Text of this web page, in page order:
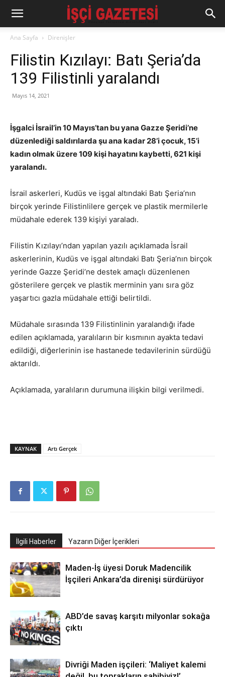
Ana Sayfa Direnişler
Filistin Kızılayı: Batı Şeria’da
139 Filistinli yaralandı
Mayıs 14, 2021
İşgalci İsrail’in 10 Mayıs’tan bu yana Gazze Şeridi’ne
düzenlediği saldırılarda şu ana kadar 28’i çocuk, 15’i
kadın olmak üzere 109 kişi hayatını kaybetti, 621 kişi
yaralandı.
İsrail askerleri, Kudüs ve işgal altındaki Batı Şeria’nın
birçok yerinde Filistinlilere gerçek ve plastik mermilerle
müdahale ederek 139 kişiyi yaraladı.
Filistin Kızılayı’ndan yapılan yazılı açıklamada İsrail
askerlerinin, Kudüs ve işgal altındaki Batı Şeria’nın birçok
yerinde Gazze Şeridi’ne destek amaçlı düzenlenen
gösterilere gerçek ve plastik merminin yanı sıra göz
yaşartıcı gazla müdahale ettiği belirtildi.
Müdahale sırasında 139 Filistinlinin yaralandığı ifade
edilen açıklamada, yaralıların bir kısmının ayakta tedavi
edildiği, diğerlerinin ise hastanede tedavilerinin sürdüğü
aktarıldı.
Açıklamada, yaralıların durumuna ilişkin bilgi verilmedi.
KAYNAK Artı Gerçek
İlgili Haberler Yazarın Diğer İçerikleri
Maden-İş üyesi Doruk Madencilik
İşçileri Ankara’da direnişi sürdürüyor
ABD’de savaş karşıtı milyonlar sokağa
çıktı
Divriği Maden işçileri: ‘Maliyet kalemi